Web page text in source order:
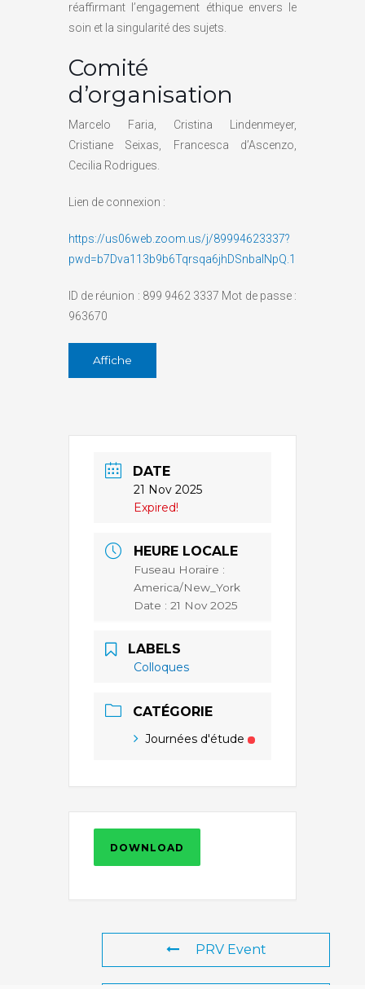
réaffirmant l’engagement éthique envers le
soin et la singularité des sujets.
Comité
d’organisation
Marcelo Faria, Cristina Lindenmeyer,
Cristiane Seixas, Francesca d’Ascenzo,
Cecilia Rodrigues.
Lien de connexion :
https://us06web.zoom.us/j/89994623337?
pwd=b7Dva113b9b6Tqrsqa6jhDSnbalNpQ.1
ID de réunion : 899 9462 3337 Mot de passe :
963670
Affiche
DATE
21 Nov 2025
Expired!
HEURE LOCALE
Fuseau Horaire :
America/New_York
Date : 21 Nov 2025
LABELS
Colloques
CATÉGORIE
Journées d'étude
DOWNLOAD
PRV Event